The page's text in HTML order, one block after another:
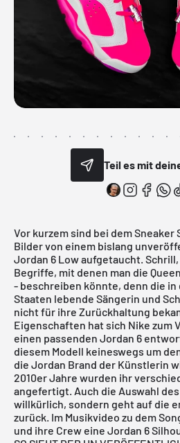
Teil es mit
Vor kurzem sind bei dem Sneaker
Bilder von einem bislang
Jordan 6 Low aufgetaucht.
Begriffe, mit denen man die
- beschreiben könnte, denn die
Staaten lebende Sängerin und
nicht für ihre Zurückhaltung
Eigenschaften hat sich Nike zum
einen passenden Jordan 6
diesem Modell keineswegs um
die Jordan Brand der Künstlerin
2010er Jahre wurden ihr
angefertigt. Auch die Auswahl
willkürlich, sondern geht auf die
zurück. Im Musikvideo zu dem
und ihre Crew eine Jordan 6